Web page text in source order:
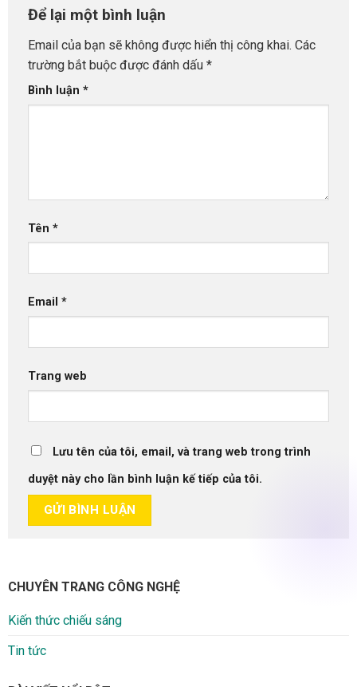
Để lại một bình luận
Email của bạn sẽ không được hiển thị công khai. Các
trường bắt buộc được đánh dấu *
Bình luận *
Tên *
Email *
Trang web
Lưu tên của tôi, email, và trang web trong trình
duyệt này cho lần bình luận kế tiếp của tôi.
CHUYÊN TRANG CÔNG NGHỆ
Kiến thức chiếu sáng
Tin tức